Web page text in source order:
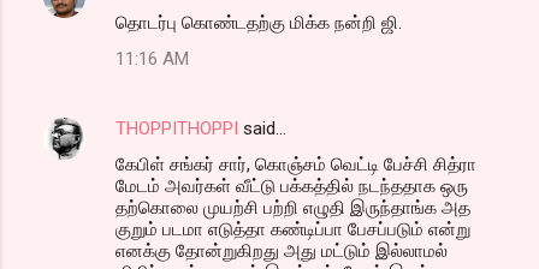
தொடர்பு கொண்டதற்கு மிக்க நன்றி ஜி.
11:16 AM
THOPPITHOPPI said…
கேபிள் சங்கர் சார், கொஞ்சம் வெட்டி பேச்சி சித்ரா
மேடம் அவர்கள் வீட்டு பக்கத்தில் நடந்ததாக ஒரு
தற்கொலை முயற்சி பற்றி எழுதி இருந்தாங்க அத
குறும் படமா எடுத்தா கண்டிப்பா பேசப்படும் என்று
எனக்கு தோன்றுகிறது அது மட்டும் இல்லாமல்